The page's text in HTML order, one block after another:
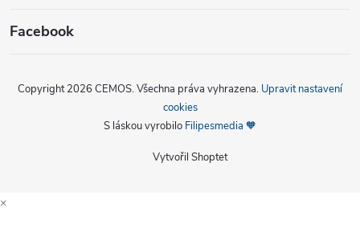
Facebook
Vytvořil Shoptet
Copyright 2026 CEMOS. Všechna práva vyhrazena. Upravit nastavení
cookies
S láskou vyrobilo Filipesmedia 🧡
×